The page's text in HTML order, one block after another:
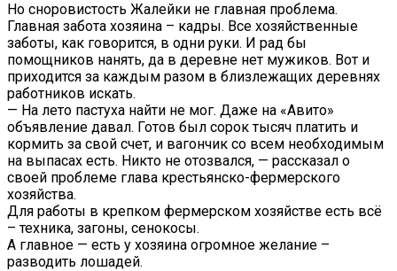
Но сноровистость Жалейки не главная проблема.
Главная забота хозяина – кадры. Все хозяйственные
заботы, как говорится, в одни руки. И рад бы
помощников нанять, да в деревне нет мужиков. Вот и
приходится за каждым разом в близлежащих деревнях
работников искать.
— На лето пастуха найти не мог. Даже на «Авито»
объявление давал. Готов был сорок тысяч платить и
кормить за свой счет, и вагончик со всем необходимым
на выпасах есть. Никто не отозвался, — рассказал о
своей проблеме глава крестьянско-фермерского
хозяйства.
Для работы в крепком фермерском хозяйстве есть всё
– техника, загоны, сенокосы.
А главное — есть у хозяина огромное желание –
разводить лошадей.